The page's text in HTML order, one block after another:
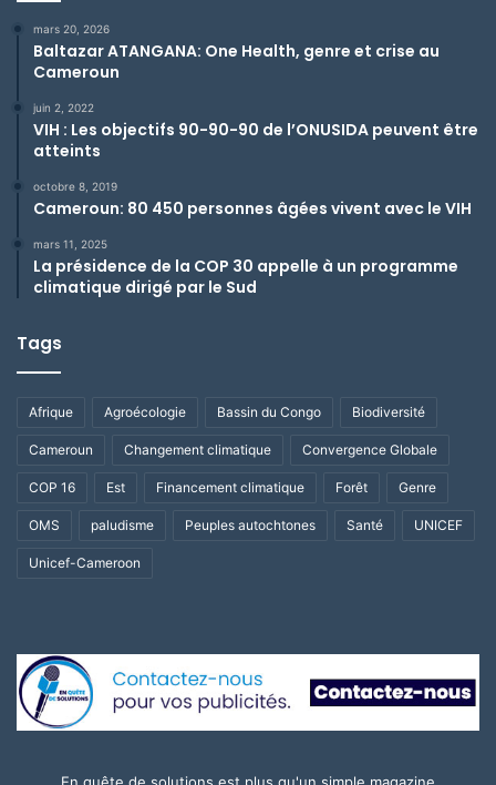
mars 20, 2026
Baltazar ATANGANA: One Health, genre et crise au
Cameroun
juin 2, 2022
VIH : Les objectifs 90-90-90 de l’ONUSIDA peuvent être
atteints
octobre 8, 2019
Cameroun: 80 450 personnes âgées vivent avec le VIH
mars 11, 2025
La présidence de la COP 30 appelle à un programme
climatique dirigé par le Sud
Tags
Afrique Agroécologie Bassin du Congo Biodiversité
Cameroun Changement climatique Convergence Globale
COP 16 Est Financement climatique Forêt Genre
OMS paludisme Peuples autochtones Santé UNICEF
Unicef-Cameroon
En quête de solutions est plus qu'un simple magazine